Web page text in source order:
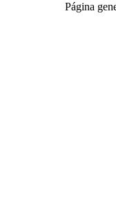
Página